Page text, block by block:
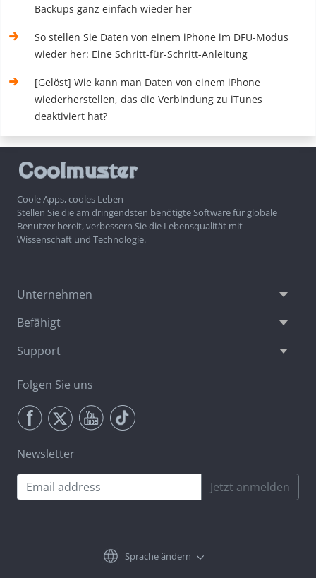
Backups ganz einfach wieder her
So stellen Sie Daten von einem iPhone im DFU-Modus
wieder her: Eine Schritt-für-Schritt-Anleitung
[Gelöst] Wie kann man Daten von einem iPhone
wiederherstellen, das die Verbindung zu iTunes
deaktiviert hat?
Coole Apps, cooles Leben
Stellen Sie die am dringendsten benötigte Software für globale
Benutzer bereit, verbessern Sie die Lebensqualität mit
Wissenschaft und Technologie.
Unternehmen
Befähigt
Support
Folgen Sie uns
Newsletter
Jetzt anmelden
Sprache ändern